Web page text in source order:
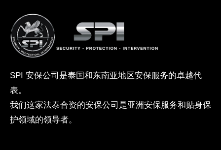
SPI 安保公司是泰国和东南亚地区安保服务的卓越代
表。
我们这家法泰合资的安保公司是亚洲安保服务和贴身保
护领域的领导者。